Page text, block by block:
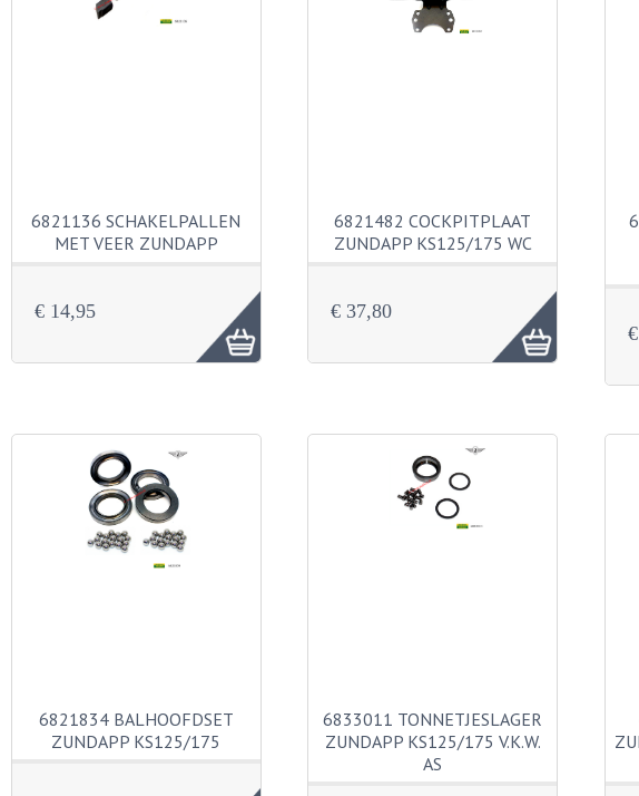
6821136 SCHAKELPALLEN
MET VEER ZUNDAPP
€ 14,95
6821482 COCKPITPLAAT
ZUNDAPP KS125/175 WC
€ 37,80
6821834 BALHOOFDSET
ZUNDAPP KS125/175
6833011 TONNETJESLAGER
ZUNDAPP KS125/175 V.K.W.
AS